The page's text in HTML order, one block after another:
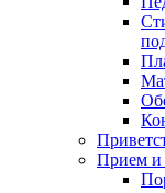
Прием и